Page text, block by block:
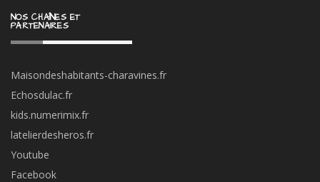
NOS CHAÎNES ET
PARTENAIRES
Maisondeshabitants-charavines.fr
Echosdulac.fr
kids.numerimix.fr
latelierdesheros.fr
Youtube
Facebook